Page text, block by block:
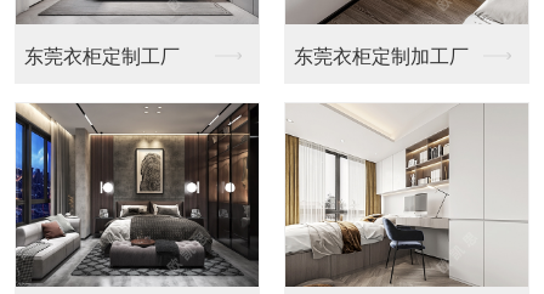
东莞衣柜定制工厂 东莞衣柜定制加工厂